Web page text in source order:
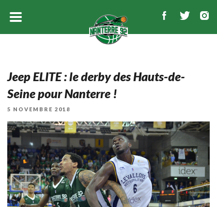
Jeep ELITE : le derby des Hauts-de-
Seine pour Nanterre !
PUBLIÉ
5 NOVEMBRE 2018